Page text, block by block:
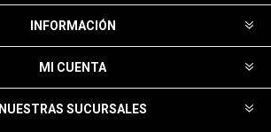
INFORMACIÓN
MI CUENTA
NUESTRAS SUCURSALES